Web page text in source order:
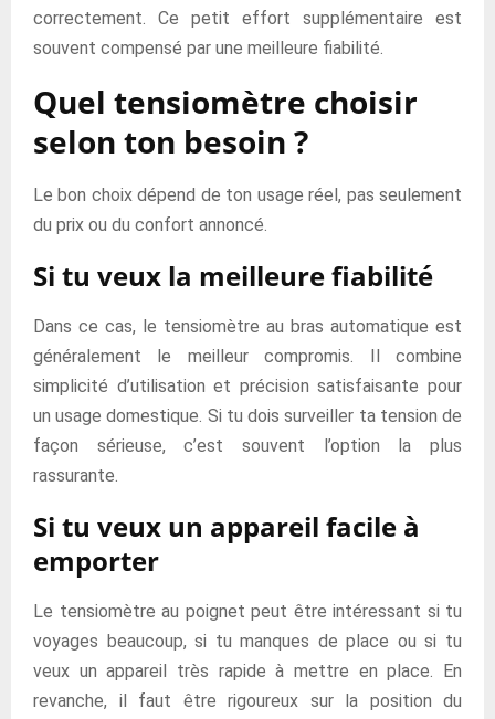
correctement. Ce petit effort supplémentaire est
souvent compensé par une meilleure fiabilité.
Quel tensiomètre choisir
selon ton besoin ?
Le bon choix dépend de ton usage réel, pas seulement
du prix ou du confort annoncé.
Si tu veux la meilleure fiabilité
Dans ce cas, le tensiomètre au bras automatique est
généralement le meilleur compromis. Il combine
simplicité d’utilisation et précision satisfaisante pour
un usage domestique. Si tu dois surveiller ta tension de
façon sérieuse, c’est souvent l’option la plus
rassurante.
Si tu veux un appareil facile à
emporter
Le tensiomètre au poignet peut être intéressant si tu
voyages beaucoup, si tu manques de place ou si tu
veux un appareil très rapide à mettre en place. En
revanche, il faut être rigoureux sur la position du